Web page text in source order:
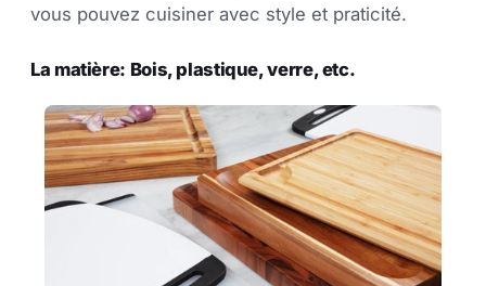
vous pouvez cuisiner avec style et praticité.
La matière: Bois, plastique, verre, etc.